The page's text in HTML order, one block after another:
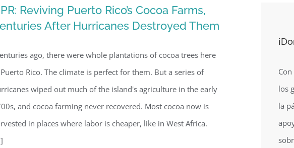
Reviving Puerto Rico’s Cocoa Farms,
After Hurricanes Destroyed Them
ago, there were whole plantations of cocoa trees here
Rico. The climate is perfect for them. But a series of
wiped out much of the island's agriculture in the early
and cocoa farming never recovered. Most cocoa now is
in places where labor is cheaper, like in West Africa.
los
la